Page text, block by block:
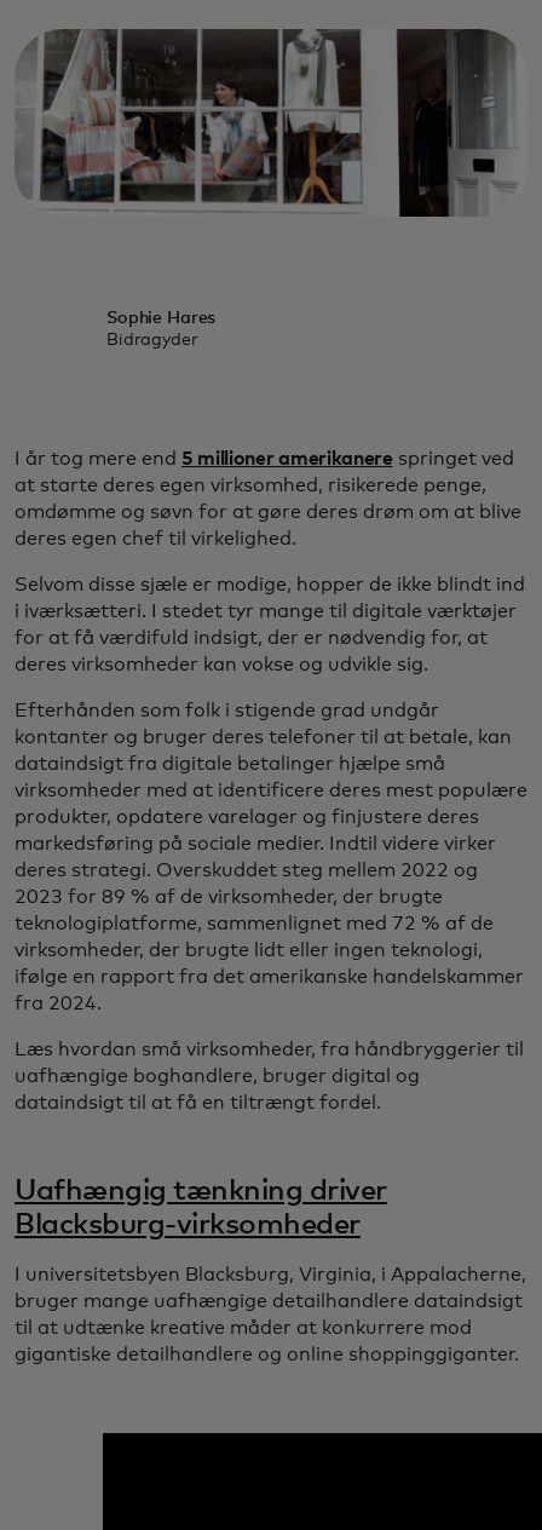
Sophie Hares
Bidragyder
I år tog mere end 5 millioner amerikanerespringet ved
at starte deres egen virksomhed, risikerede penge,
omdømme og søvn for at gøre deres drøm om at blive
deres egen chef til virkelighed.
Selvom disse sjæle er modige, hopper de ikke blindt ind
i iværksætteri. I stedet tyr mange til digitale værktøjer
for at få værdifuld indsigt, der er nødvendig for, at
deres virksomheder kan vokse og udvikle sig.
Efterhånden som folk i stigende grad undgår
kontanter og bruger deres telefoner til at betale, kan
dataindsigt fra digitale betalinger hjælpe små
virksomheder med at identificere deres mest populære
produkter, opdatere varelager og finjustere deres
markedsføring på sociale medier. Indtil videre virker
deres strategi. Overskuddet steg mellem 2022 og
2023 for 89 % af de virksomheder, der brugte
teknologiplatforme, sammenlignet med 72 % af de
virksomheder, der brugte lidt eller ingen teknologi,
ifølge en rapport fra det amerikanske handelskammer
fra 2024.
Læs hvordan små virksomheder, fra håndbryggerier til
uafhængige boghandlere, bruger digital og
dataindsigt til at få en tiltrængt fordel.
Uafhængig tænkning driver
Blacksburg-virksomheder
I universitetsbyen Blacksburg, Virginia, i Appalacherne,
bruger mange uafhængige detailhandlere dataindsigt
til at udtænke kreative måder at konkurrere mod
gigantiske detailhandlere og online shoppinggiganter.